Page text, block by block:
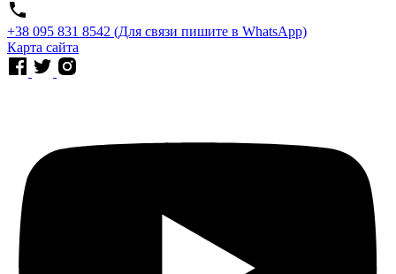
⁨+38 095 831 8542⁩ (Для связи пишите в WhatsApp)
Карта сайта